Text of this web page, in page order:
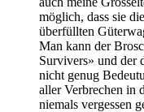
möglich, dass sie
überfüllten
Man kann der
Survivers» und der
nicht genug
aller Verbrechen in
niemals vergessen